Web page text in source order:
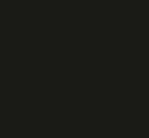
Copa do Brasil.
marcados pelo
dezembro de 2021